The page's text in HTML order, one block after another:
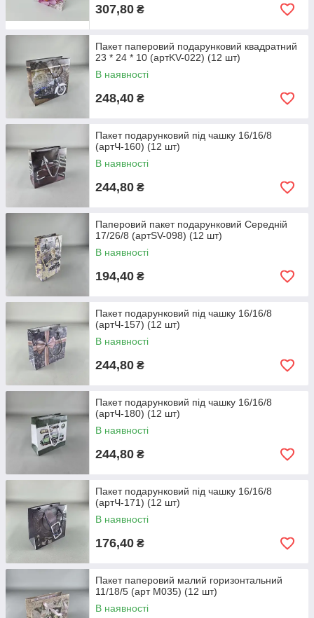
307,80 ₴
Пакет паперовий подарунковий квадратний
23 * 24 * 10 (артKV-022) (12 шт)
В наявності
248,40 ₴
Пакет подарунковий під чашку 16/16/8
(артЧ-160) (12 шт)
В наявності
244,80 ₴
Паперовий пакет подарунковий Середній
17/26/8 (артSV-098) (12 шт)
В наявності
194,40 ₴
Пакет подарунковий під чашку 16/16/8
(артЧ-157) (12 шт)
В наявності
244,80 ₴
Пакет подарунковий під чашку 16/16/8
(артЧ-180) (12 шт)
В наявності
244,80 ₴
Пакет подарунковий під чашку 16/16/8
(артЧ-171) (12 шт)
В наявності
176,40 ₴
Пакет паперовий малий горизонтальний
11/18/5 (арт М035) (12 шт)
В наявності